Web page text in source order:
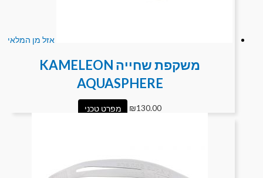
אזל מן המלאי
משקפת שחייה KAMELEON
AQUASPHERE
₪130.00 מפרט טכני